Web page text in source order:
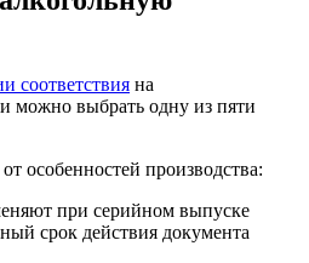
соответствия на
можно выбрать одну из пяти
особенностей производства:
при серийном выпуске
срок действия документа